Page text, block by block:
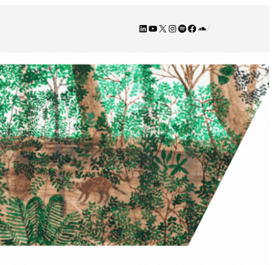
LinkedIn
YouTube
X Instagram
Spotify
Facebook
SoundCloud
/